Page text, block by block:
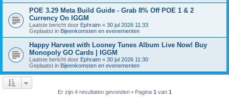
POE 3.29 Meta Build Guide - Grab 8% Off POE 1 & 2
Currency On IGGM
Laatste bericht door Ephraim « 30 jul 2026 11:33
Geplaatst in Bijeenkomsten en evenementen
Happy Harvest with Looney Tunes Album Live Now! Buy
Monopoly GO Cards | IGGM
Laatste bericht door Ephraim « 30 jul 2026 11:30
Geplaatst in Bijeenkomsten en evenementen
Er zijn 4 resultaten gevonden • Pagina 1 van 1